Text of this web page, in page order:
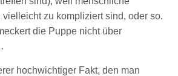
vielleicht zu kompliziert sind, oder so.
die Puppe nicht über
hochwichtiger Fakt, den man